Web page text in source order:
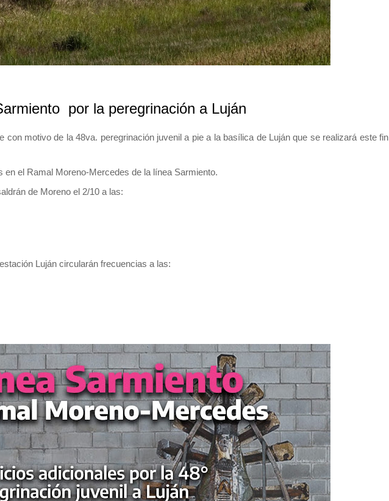
por la peregrinación a Luján
con motivo de la 48va. peregrinación juvenil a pie a la basílica de Luján que se realizará este fin
en el Ramal Moreno-Mercedes de la línea Sarmiento.
de Moreno el 2/10 a las:
Luján circularán frecuencias a las: